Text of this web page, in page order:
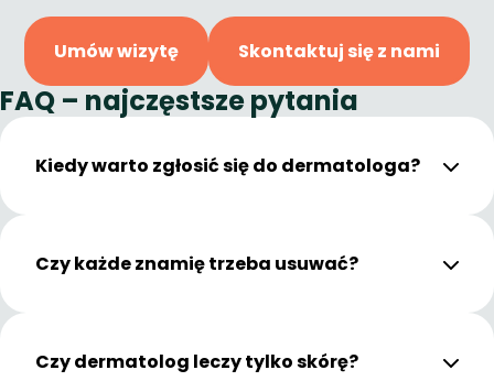
Umów wizytę Skontaktuj się z nami
FAQ – najczęstsze pytania
Kiedy warto zgłosić się do dermatologa?
Czy każde znamię trzeba usuwać?
Czy dermatolog leczy tylko skórę?